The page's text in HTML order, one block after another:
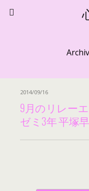
2014/09/16
9月のリレー
ゼミ3年 平塚